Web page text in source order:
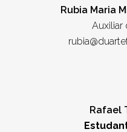
Rubia Maria
Auxiliar
Rafael